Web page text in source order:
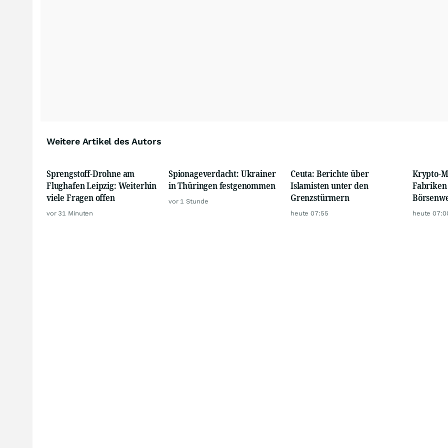
Weitere Artikel des Autors
Sprengstoff-Drohne am
Flughafen Leipzig: Weiterhin
viele Fragen offen
vor 31 Minuten
Spionageverdacht: Ukrainer
in Thüringen festgenommen
vor 1 Stunde
Ceuta: Berichte über
Islamisten unter den
Grenzstürmern
heute 07:55
Krypto-
2026
heute